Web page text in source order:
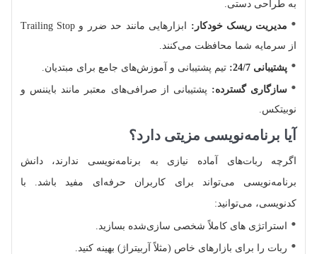
به طراحی دستی.
مدیریت ریسک خودکار:
ابزارهایی مانند حد ضرر و Trailing Stop
از سرمایه شما محافظت می‌کنند.
پشتیبانی 24/7: تیم پشتیبانی و آموزش‌های جامع برای مبتدیان.
سازگاری گسترده: پشتیبانی از صرافی‌های معتبر مانند بایننس و
نوبیتکس.
آیا برنامه‌نویسی مزیتی دارد؟
اگرچه ربات‌های آماده نیازی به برنامه‌نویسی ندارند، دانش
برنامه‌نویسی می‌تواند برای کاربران حرفه‌ای مفید باشد. با
کدنویسی، می‌توانید:
استراتژی‌ های کاملاً شخصی‌ سازی‌شده بسازید.
ربات را برای بازارهای خاص (مثلاً آربیتراژ) بهینه کنید.